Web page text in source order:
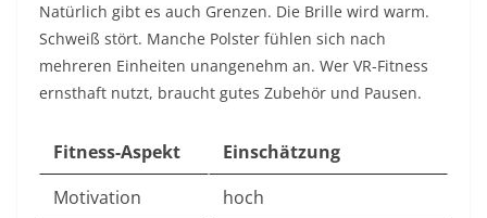
Natürlich gibt es auch Grenzen. Die Brille wird warm.
Schweiß stört. Manche Polster fühlen sich nach
mehreren Einheiten unangenehm an. Wer VR-Fitness
ernsthaft nutzt, braucht gutes Zubehör und Pausen.
Fitness-Aspekt
Einschätzung
Motivation
hoch